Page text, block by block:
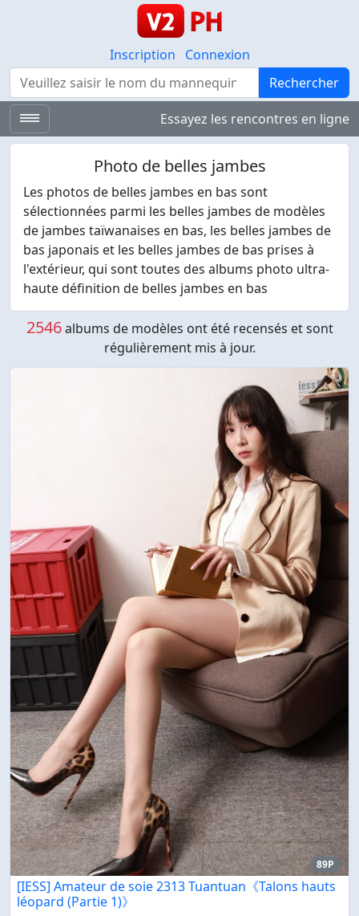
Inscription
Connexion
Rechercher
Rechercher
Essayez les rencontres en ligne
Photo de belles jambes
Les photos de belles jambes en bas sont
sélectionnées parmi les belles jambes de modèles
de jambes taïwanaises en bas, les belles jambes de
bas japonais et les belles jambes de bas prises à
l'extérieur, qui sont toutes des albums photo ultra-
haute définition de belles jambes en bas
2546albums de modèles ont été recensés et sont
régulièrement mis à jour.
89P
[IESS] Amateur de soie 2313 Tuantuan《Talons hauts
léopard (Partie 1)》